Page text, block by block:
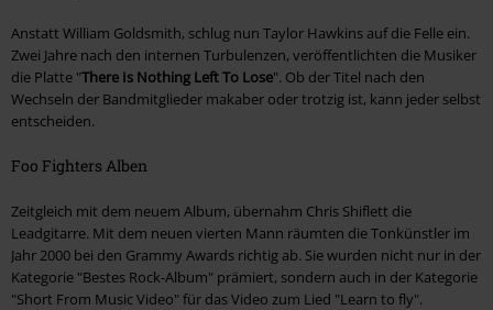
Anstatt William Goldsmith, schlug nun Taylor Hawkins auf die Felle ein.
Zwei Jahre nach den internen Turbulenzen, veröffentlichten die Musiker
die Platte "There Is Nothing Left To Lose". Ob der Titel nach den
Wechseln der Bandmitglieder makaber oder trotzig ist, kann jeder selbst
entscheiden.
Foo Fighters Alben
Zeitgleich mit dem neuem Album, übernahm Chris Shiflett die
Leadgitarre. Mit dem neuen vierten Mann räumten die Tonkünstler im
Jahr 2000 bei den Grammy Awards richtig ab. Sie wurden nicht nur in der
Kategorie "Bestes Rock-Album" prämiert, sondern auch in der Kategorie
"Short From Music Video" für das Video zum Lied "Learn to fly".